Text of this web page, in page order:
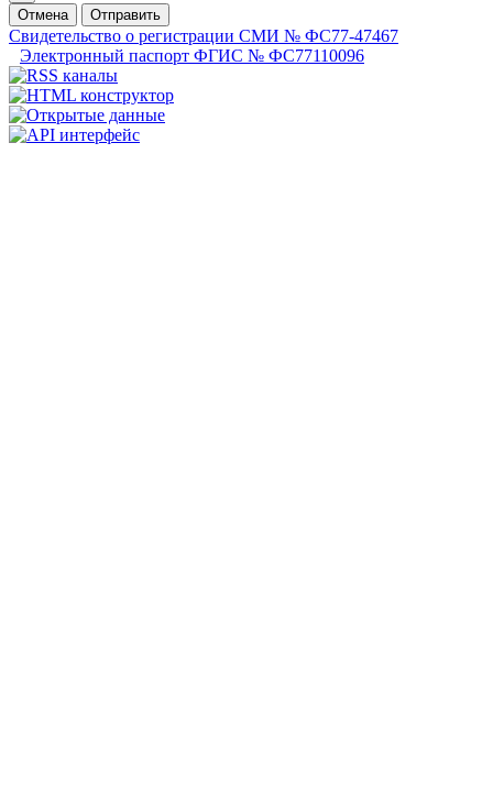
Отмена
Отправить
Свидетельство о регистрации СМИ № ФС77-47467
Электронный паспорт ФГИС № ФС77110096